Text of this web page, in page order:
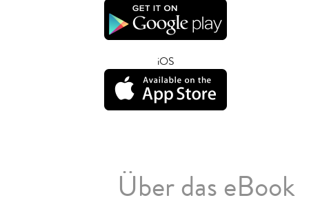
iOS
Über das eBook